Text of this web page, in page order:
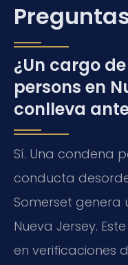
¿Un cargo
persons en
conlleva
Sí. Una condena
conducta
Somerset genera
Nueva Jersey.
en verificaciones